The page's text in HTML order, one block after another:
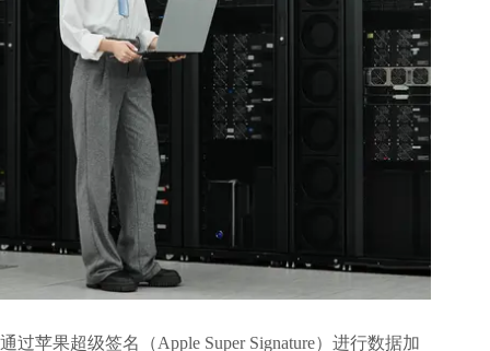
通过苹果超级签名（Apple Super Signature）进行数据加